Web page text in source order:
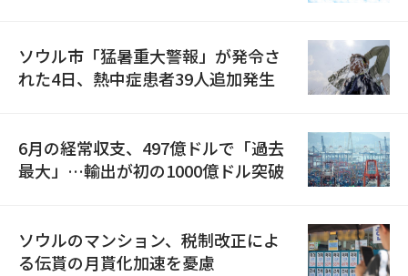
ソウル市「猛暑重大警報」が発令さ
れた4日、熱中症患者39人追加発生
6月の経常収支、497億ドルで「過去
最大」…輸出が初の1000億ドル突破
ソウルのマンション、税制改正によ
る伝貰の月貰化加速を憂慮